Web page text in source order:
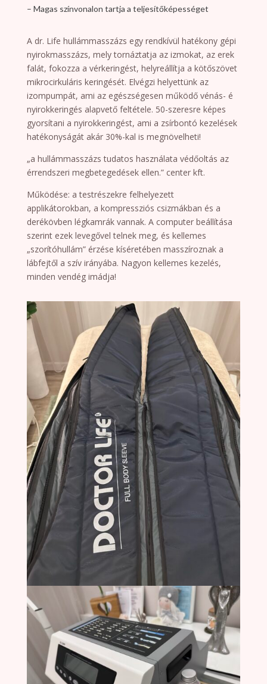
– Magas színvonalon tartja a teljesítőképességet
A dr. Life hullámmasszázs egy rendkívül hatékony gépi
nyirokmasszázs, mely tornáztatja az izmokat, az erek
falát, fokozza a vérkeringést, helyreállítja a kötőszövet
mikrocirkuláris keringését. Elvégzi helyettünk az
izompumpát, ami az egészségesen működő vénás- é
nyirokkeringés alapvető feltétele. 50-szeresre képes
gyorsítani a nyirokkeringést, ami a zsírbontó kezelések
hatékonyságát akár 30%-kal is megnövelheti!
„a hullámmasszázs tudatos használata védőoltás az
érrendszeri megbetegedések ellen.” center kft.
Működése: a testrészekre felhelyezett
applikátorokban, a kompressziós csizmákban és a
derékövben légkamrák vannak. A computer beállítása
szerint ezek levegővel telnek meg, és kellemes
„szorítóhullám” érzése kíséretében masszíroznak a
lábfejtől a szív irányába. Nagyon kellemes kezelés,
minden vendég imádja!